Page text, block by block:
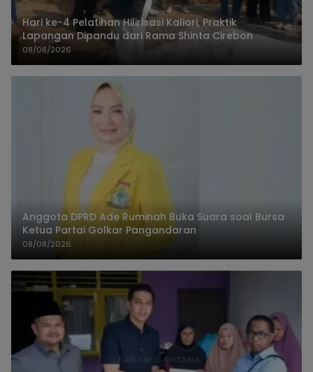
Hari ke-4 Pelatihan Hilirisasi Kaliori, Praktik
Lapangan Dipandu dari Rama Shinta Cirebon
08/08/2026
Anggota DPRD Ade Ruminah Buka Suara soal Bursa
Ketua Partai Golkar Pangandaran
08/08/2026